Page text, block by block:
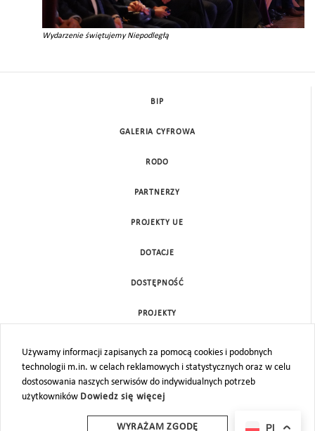
Wydarzenie świętujemy Niepodległą
Używamy informacji zapisanych za pomocą cookies i podobnych
technologii m.in. w celach reklamowych i statystycznych oraz w celu
dostosowania naszych serwisów do indywidualnych potrzeb
użytkowników Dowiedz się więcej
WYRAŻAM ZGODĘ
BIP
GALERIA CYFROWA
RODO
PARTNERZY
PROJEKTY UE
DOTACJE
DOSTĘPNOŚĆ
PROJEKTY
MAPA STRONY